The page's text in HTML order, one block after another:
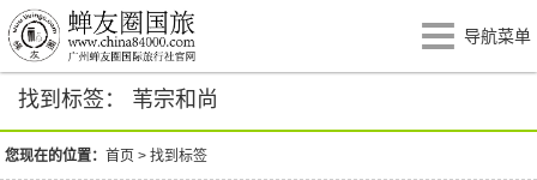
导航菜单
找到标签： 苇宗和尚
您现在的位置：首页 >找到标签